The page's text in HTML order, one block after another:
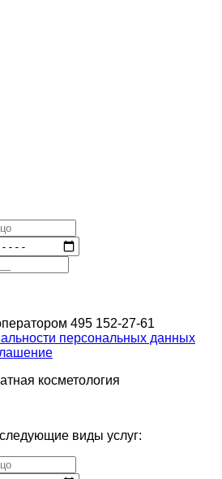
495 152-27-61
персональных данных
косметология
виды услуг: